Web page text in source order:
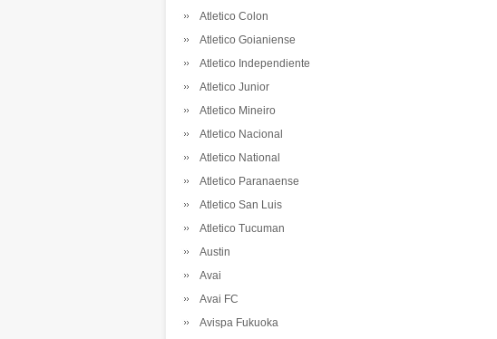
Atletico Colon
Atletico Goianiense
Atletico Independiente
Atletico Junior
Atletico Mineiro
Atletico Nacional
Atletico National
Atletico Paranaense
Atletico San Luis
Atletico Tucuman
Austin
Avai
Avai FC
Avispa Fukuoka